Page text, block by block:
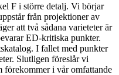
F i större detalj. Vi börjar
från projektioner av
att två sådana varieteter är
ED-kritiska punkter.
I fallet med punkter
Slutligen föreslår vi
förekommer i vår omfattande